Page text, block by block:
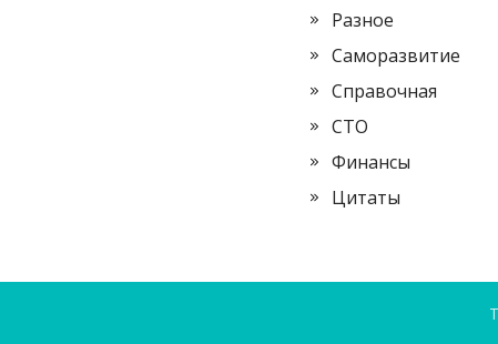
Разное
Саморазвитие
Справочная
СТО
Финансы
Цитаты